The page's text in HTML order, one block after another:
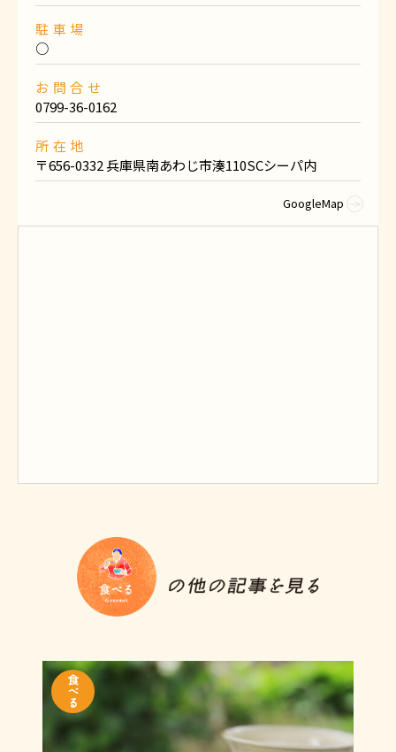
駐車場
○
お問合せ
0799-36-0162
所在地
〒656-0332 兵庫県南あわじ市湊110SCシーパ内
GoogleMap